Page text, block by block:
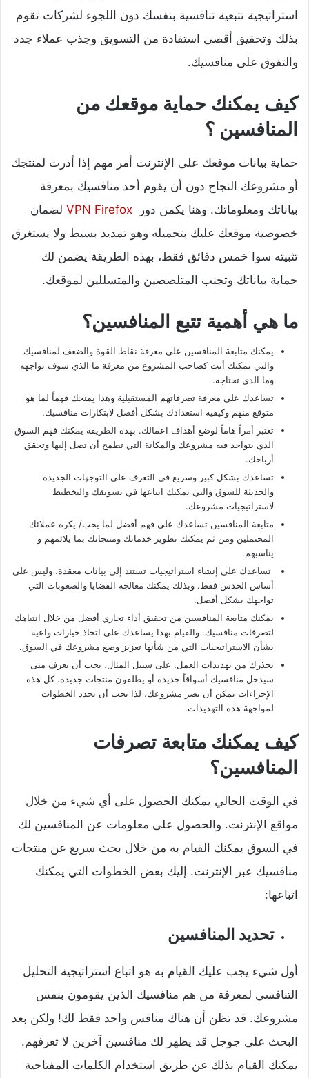
استراتيجية تتبعية تنافسية بنفسك دون اللجوء لشركات تقوم
بذلك وتحقيق أقصى استفادة من التسويق وجذب عملاء جدد
والتفوق على منافسيك.
كيف يمكنك حماية موقعك من
المنافسين ؟
حماية بيانات موقعك على الإنترنت أمر مهم إذا أدرت لمنتجك
أو مشروعك النجاح دون أن يقوم أحد منافسيك بمعرفة
بياناتك ومعلوماتك. وهنا يكمن دور VPN Firefox لضمان
خصوصية موقعك عليك بتحميله وهو تمديد بسيط ولا يستغرق
تثبيته سوا خمس دقائق فقط، بهذه الطريقة يضمن لك
حماية بياناتك وتجنب المتلصصين والمتسللين لموقعك.
ما هي أهمية تتبع المنافسين؟
يمكنك متابعة المنافسين على معرفة نقاط القوة والضعف لمنافسيك
والتي تمكنك أنت كصاحب المشروع من معرفة ما الذي سوف تواجهه
وما الذي تحتاجه.
تساعدك على معرفة تصرفاتهم المستقبلية وهذا يمنحك فهماً لما هو
متوقع منهم وكيفية استعدادك بشكل أفضل لابتكارات منافسيك.
تعتبر أمراً هاماً لوضع أهداف اعمالك. بهذه الطريقة يمكنك فهم السوق
الذي يتواجد فيه مشروعك والمكانة التي تطمح أن تصل إليها وتحقق
أرباحك.
تساعدك بشكل كبير وسريع في التعرف على التوجهات الجديدة
والحديثة للسوق والتي يمكنك اتباعها في تسويقك والتخطيط
لاستراتيجيات مشروعك.
متابعة المنافسين تساعدك على فهم أفضل لما يحب/ يكره عملائك
المحتملين ومن ثم يمكنك تطوير خدماتك ومنتجاتك بما يلائمهم و
يناسبهم.
تساعدك على إنشاء استراتيجيات تستند إلى بيانات معقدة، وليس على
أساس الحدس فقط. وبذلك يمكنك معالجة القضايا والصعوبات التي
تواجهك بشكل أفضل.
يمكنك متابعة المنافسين من تحقيق أداء تجاري أفضل من خلال انتباهك
لتصرفات منافسيك. والقيام بهذا يساعدك على اتخاذ خيارات واعية
بشأن الاستراتيجيات التي من شأنها تعزيز وضع مشروعك في السوق.
تحذرك من تهديدات العمل. على سبيل المثال، يجب أن تعرف متى
سيدخل منافسيك أسواقاً جديدة أو يطلقون منتجات جديدة. كل هذه
الإجراءات يمكن أن تضر مشروعك، لذا يجب أن تحدد الخطوات
لمواجهة هذه التهديدات.
كيف يمكنك متابعة تصرفات
المنافسين؟
في الوقت الحالي يمكنك الحصول على أي شيء من خلال
مواقع الإنترنت. والحصول على معلومات عن المنافسين لك
في السوق يمكنك القيام به من خلال بحث سريع عن منتجات
منافسيك عبر الإنترنت. إليك بعض الخطوات التي يمكنك
اتباعها:
تحديد المنافسين
أول شيء يجب عليك القيام به هو اتباع استراتيجية التحليل
التنافسي لمعرفة من هم منافسيك الذين يقومون بنفس
مشروعك. قد تظن أن هناك منافس واحد فقط لك! ولكن بعد
البحث على جوجل قد يظهر لك منافسين آخرين لا تعرفهم.
يمكنك القيام بذلك عن طريق استخدام الكلمات المفتاحية